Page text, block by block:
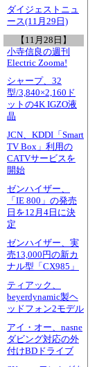
ダイジェストニュ
ース(11月29日)
【11月28日】
小寺信良の週刊
Electric Zooma!
シャープ、32
型/3,840×2,160ド
ットの4K IGZO液
晶
JCN、KDDI「Smart
TV Box」利用の
CATVサービスを
開始
ゼンハイザー、
「IE 800」の発売
日を12月4日に決
定
ゼンハイザー、実
売13,000円の新カ
ナル型「CX985」
ティアック、
beyerdynamic製ヘ
ッドフォン2モデル
アイ・オー、nasne
ダビング対応の外
付けBDドライブ